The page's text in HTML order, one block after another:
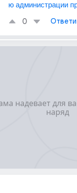
ю администрации
0